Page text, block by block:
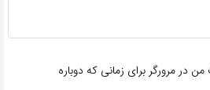
در مرورگر برای زمانی که دوباره